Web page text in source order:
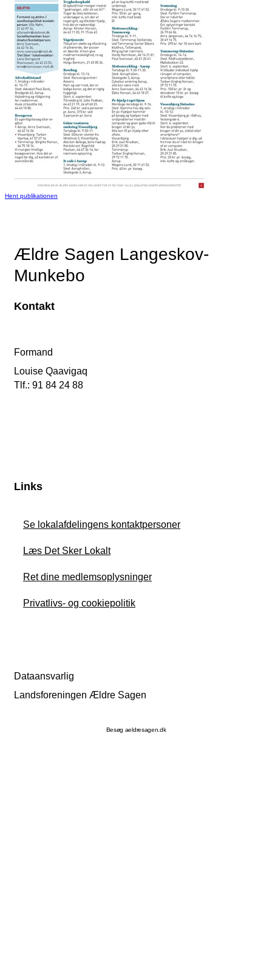
Hent publikationen
Ældre Sagen Langeskov-
Munkebo
Kontakt
Formand
Louise Qaavigaq
Tlf.: 91 84 24 88
Links
Se lokalafdelingens kontaktpersoner
Læs Det Sker Lokalt
Ret dine medlemsoplysninger
Privatlivs- og cookiepolitik
Dataansvarlig
Landsforeningen Ældre Sagen
Besøg aeldresagen.dk